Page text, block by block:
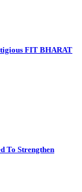
FIT BHARAT
To Strengthen